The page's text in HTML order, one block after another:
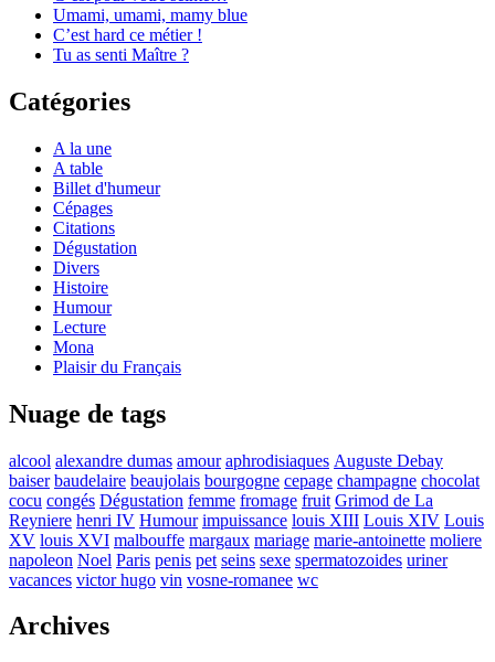
Umami, umami, mamy blue
C’est hard ce métier !
Tu as senti Maître ?
Catégories
A la une
A table
Billet d'humeur
Cépages
Citations
Dégustation
Divers
Histoire
Humour
Lecture
Mona
Plaisir du Français
Nuage de tags
alcool alexandre dumas amour aphrodisiaques Auguste Debay
baiser baudelaire beaujolais bourgogne cepage champagne chocolat
cocu congés Dégustation femme fromage fruit Grimod de La
Reyniere henri IV Humour impuissance louis XIII Louis XIV Louis
XV louis XVI malbouffe margaux mariage marie-antoinette moliere
napoleon Noel Paris penis pet seins sexe spermatozoides uriner
vacances victor hugo vin vosne-romanee wc
Archives